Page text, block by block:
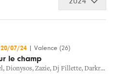
20/07/24 Valence (26)
le champ
, Dionysos, Zazie, Dj Fillette, Darkromosom